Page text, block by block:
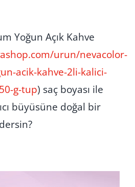
Yoğun Açık Kahve
urun/nevacolor-
acik-kahve-2li-kalici-
g-tup) saç boyası ile
büyüsüne doğal bir